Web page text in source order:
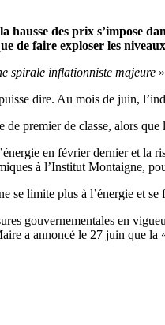
hausse des prix s’impose
de faire exploser les
spirale inflationniste majeure
dire. Au mois de juin,
premier de classe, alors que
en février dernier et la
à l’Institut Montaigne,
se limite plus à l’énergie et
gouvernementales en
a annoncé le 27 juin que la